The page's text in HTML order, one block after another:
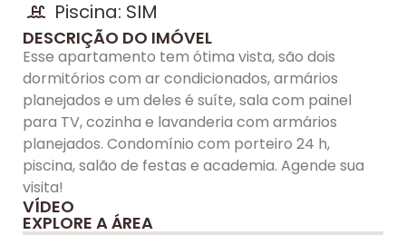
Piscina: SIM
DESCRIÇÃO DO IMÓVEL
Esse apartamento tem ótima vista, são dois
dormitórios com ar condicionados, armários
planejados e um deles é suíte, sala com painel
para TV, cozinha e lavanderia com armários
planejados. Condomínio com porteiro 24 h,
piscina, salão de festas e academia. Agende sua
visita!
VÍDEO
EXPLORE A ÁREA